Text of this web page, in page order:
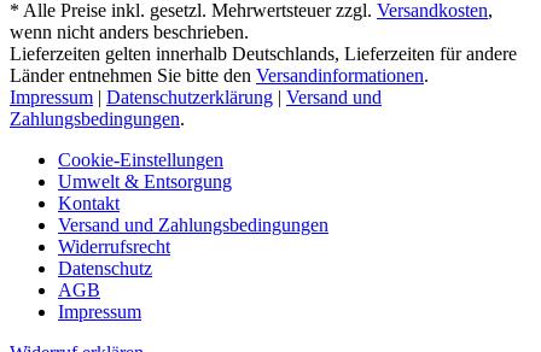
* Alle Preise inkl. gesetzl. Mehrwertsteuer zzgl. Versandkosten,
wenn nicht anders beschrieben.
Lieferzeiten gelten innerhalb Deutschlands, Lieferzeiten für andere
Länder entnehmen Sie bitte den Versandinformationen.
Impressum | Datenschutzerklärung | Versand und
Zahlungsbedingungen.
Cookie-Einstellungen
Umwelt & Entsorgung
Kontakt
Versand und Zahlungsbedingungen
Widerrufsrecht
Datenschutz
AGB
Impressum